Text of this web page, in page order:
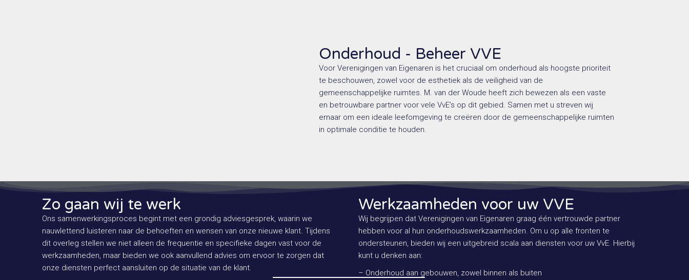
Onderhoud - Beheer VVE
Voor Verenigingen van Eigenaren is het cruciaal om onderhoud als hoogste prioriteit
te beschouwen, zowel voor de esthetiek als de veiligheid van de
gemeenschappelijke ruimtes. M. van der Woude heeft zich bewezen als een vaste
en betrouwbare partner voor vele VvE’s op dit gebied. Samen met u streven wij
ernaar om een ideale leefomgeving te creëren door de gemeenschappelijke ruimten
in optimale conditie te houden.
Zo gaan wij te werk
Ons samenwerkingsproces begint met een grondig adviesgesprek, waarin we
nauwlettend luisteren naar de behoeften en wensen van onze nieuwe klant. Tijdens
dit overleg stellen we niet alleen de frequentie en specifieke dagen vast voor de
werkzaamheden, maar bieden we ook aanvullend advies om ervoor te zorgen dat
onze diensten perfect aansluiten op de situatie van de klant.
Werkzaamheden voor uw VVE
Wij begrijpen dat Verenigingen van Eigenaren graag één vertrouwde partner
hebben voor al hun onderhoudswerkzaamheden. Om u op alle fronten te
ondersteunen, bieden wij een uitgebreid scala aan diensten voor uw VvE. Hierbij
kunt u denken aan:
– Onderhoud aan gebouwen, zowel binnen als buiten